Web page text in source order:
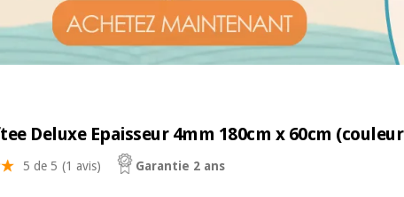
Deluxe Epaisseur 4mm 180cm x 60cm
5 de 5 (1 avis) Garantie 2 ans